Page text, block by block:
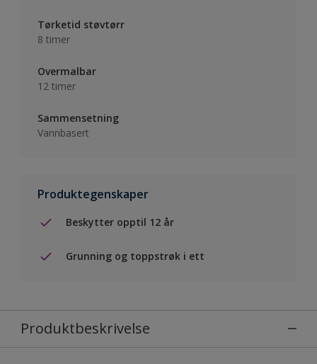
Tørketid støvtørr
8 timer
Overmalbar
12 timer
Sammensetning
Vannbasert
Produktegenskaper
Beskytter opptil 12 år
Grunning og toppstrøk i ett
Produktbeskrivelse